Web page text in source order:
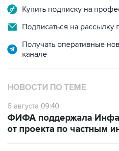
Купить подписку на
Подписаться на рассылку
Получать оперативные
канале
НОВОСТИ ПО ТЕМЕ
6 августа 09:40
ФИФА поддержала
от проекта по частным